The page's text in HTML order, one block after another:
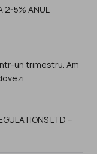
2-5% ANUL
un trimestru. Am
LTD –